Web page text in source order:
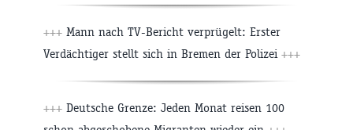
+++ Mann nach TV-Bericht verprügelt: Erster
Verdächtiger stellt sich in Bremen der Polizei +++
+++ Deutsche Grenze: Jeden Monat reisen 100